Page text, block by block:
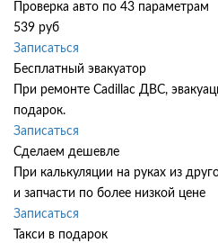
Проверка авто по 43 параметрам
539 руб
Записаться
Бесплатный эвакуатор
При ремонте Cadillac ДВС,
подарок.
Записаться
Сделаем дешевле
При калькуляции на руках из
и запчасти по более низкой цене
Записаться
Такси в подарок